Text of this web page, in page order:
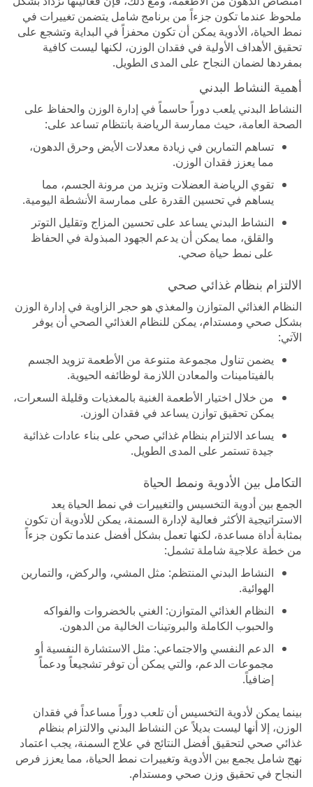
ملحوظ عندما تكون جزءاً من برنامج شامل يتضمن تغييرات في
نمط الحياة، الأدوية يمكن أن تكون محفزاً في البداية وتشجع على
تحقيق الأهداف الأولية في فقدان الوزن، لكنها ليست كافية
بمفردها لضمان النجاح على المدى الطويل.
أهمية النشاط البدني
النشاط البدني يلعب دوراً حاسماً في إدارة الوزن والحفاظ على
الصحة العامة، حيث ممارسة الرياضة بانتظام تساعد على:
تساهم التمارين في زيادة معدلات الأيض وحرق الدهون،
مما يعزز فقدان الوزن.
تقوي الرياضة العضلات وتزيد من مرونة الجسم، مما
يساهم في تحسين القدرة على ممارسة الأنشطة اليومية.
النشاط البدني يساعد على تحسين المزاج وتقليل التوتر
والقلق، مما يمكن أن يدعم الجهود المبذولة في الحفاظ
على نمط حياة صحي.
الالتزام بنظام غذائي صحي
النظام الغذائي المتوازن والمغذي هو حجر الزاوية في إدارة الوزن
بشكل صحي ومستدام، يمكن للنظام الغذائي الصحي أن يوفر
الآتي:
يضمن تناول مجموعة متنوعة من الأطعمة تزويد الجسم
بالفيتامينات والمعادن اللازمة لوظائفه الحيوية.
من خلال اختيار الأطعمة الغنية بالمغذيات وقليلة السعرات،
يمكن تحقيق توازن يساعد في فقدان الوزن.
يساعد الالتزام بنظام غذائي صحي على بناء عادات غذائية
جيدة تستمر على المدى الطويل.
التكامل بين الأدوية ونمط الحياة
الجمع بين أدوية التخسيس والتغييرات في نمط الحياة يعد
الاستراتيجية الأكثر فعالية لإدارة السمنة، يمكن للأدوية أن تكون
بمثابة أداة مساعدة، لكنها تعمل بشكل أفضل عندما تكون جزءاً
من خطة علاجية شاملة تشمل:
النشاط البدني المنتظم: مثل المشي، والركض، والتمارين
الهوائية.
النظام الغذائي المتوازن: الغني بالخضروات والفواكه
والحبوب الكاملة والبروتينات الخالية من الدهون.
الدعم النفسي والاجتماعي: مثل الاستشارة النفسية أو
مجموعات الدعم، والتي يمكن أن توفر تشجيعاً ودعماً
إضافياً.
بينما يمكن لأدوية التخسيس أن تلعب دوراً مساعداً في فقدان
الوزن، إلا أنها ليست بديلاً عن النشاط البدني والالتزام بنظام
غذائي صحي لتحقيق أفضل النتائج في علاج السمنة، يجب اعتماد
نهج شامل يجمع بين الأدوية وتغييرات نمط الحياة، مما يعزز فرص
النجاح في تحقيق وزن صحي ومستدام.